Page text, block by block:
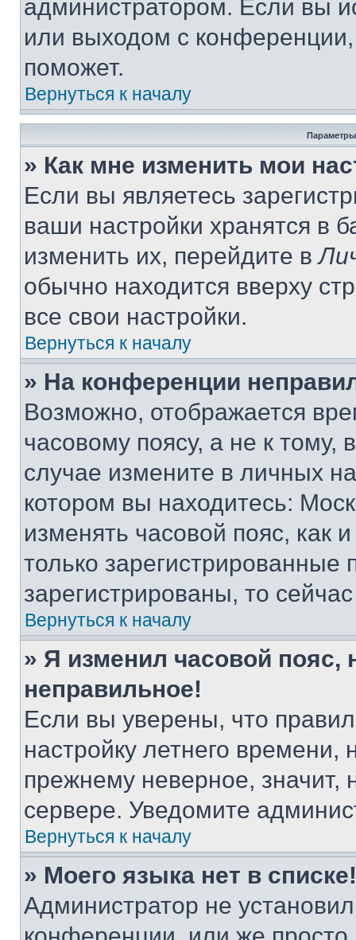
администратором. Если вы
или выходом с
поможет.
Вернуться к началу
Параметры
» Как мне изменить мои
Если вы являетесь
ваши настройки хранятся в
изменить их, перейдите в
обычно находится вверху
все свои настройки.
Вернуться к началу
» На конференции
Возможно, отображается
часовому поясу, а не к тому,
случае измените в личных
котором вы находитесь:
изменять часовой пояс, как
только
зарегистрированы, то
Вернуться к началу
» Я изменил часовой пояс,
неправильное!
Если вы уверены, что
настройку летнего
прежнему неверное, значит,
сервере. Уведомите
Вернуться к началу
» Моего языка нет в списке!
Администратор не